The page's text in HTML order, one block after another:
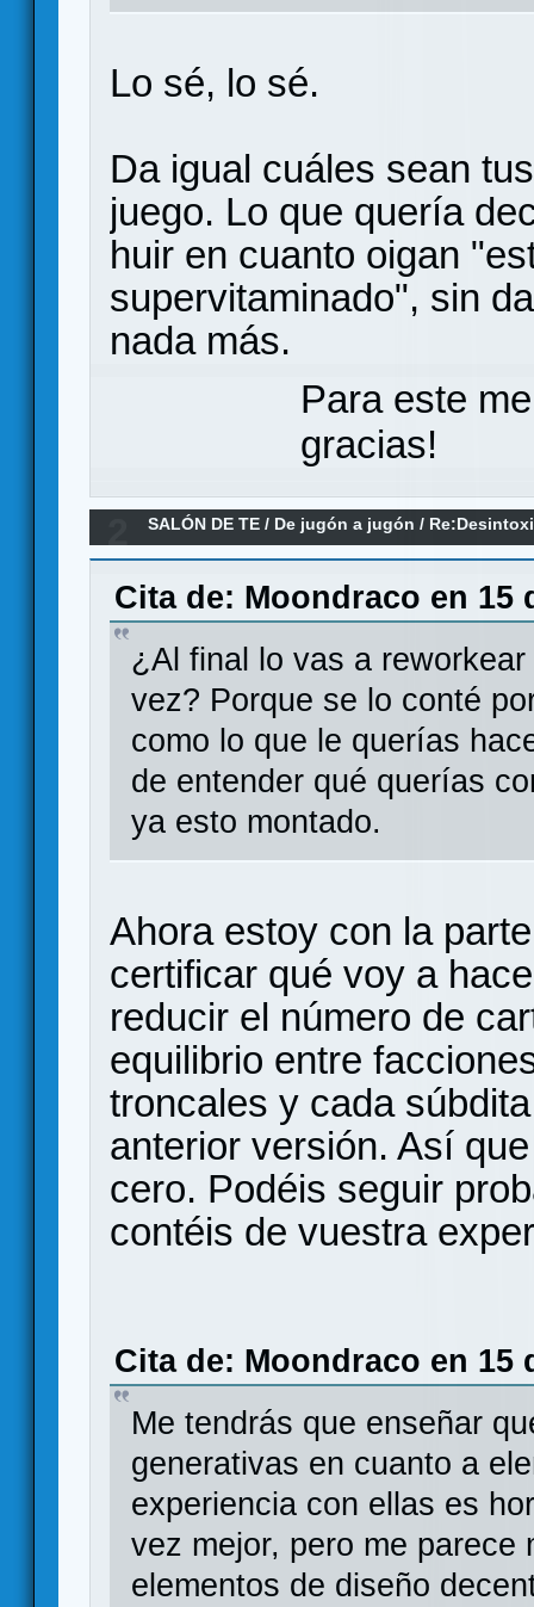
Lo sé, lo sé.
Da igual cuáles sean
juego. Lo que quería
huir en cuanto oigan
supervitaminado", sin
nada más.
Para este
gracias!
SALÓN DE TE / De jugón a jugón /
Cita de: Moondraco en 15
¿Al final lo vas a
vez? Porque se lo conté
como lo que le querías
de entender qué querías
ya esto montado.
Ahora estoy con la
certificar qué voy a
reducir el número de
equilibrio entre
troncales y cada
anterior versión. Así
cero. Podéis seguir
contéis de vuestra
Cita de: Moondraco en 15
Me tendrás que enseñar
generativas en cuanto a
experiencia con ellas es
vez mejor, pero me parece
elementos de diseño